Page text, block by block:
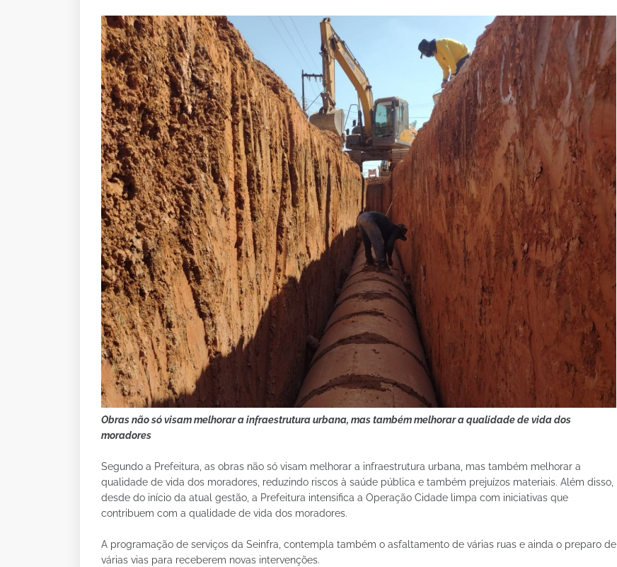
Obras não só visam melhorar a infraestrutura urbana, mas também melhorar a qualidade de vida dos
moradores
Segundo a Prefeitura, as obras não só visam melhorar a infraestrutura urbana, mas também melhorar a
qualidade de vida dos moradores, reduzindo riscos à saúde pública e também prejuízos materiais. Além disso,
desde do início da atual gestão, a Prefeitura intensifica a Operação Cidade limpa com iniciativas que
contribuem com a qualidade de vida dos moradores.
A programação de serviços da Seinfra, contempla também o asfaltamento de várias ruas e ainda o preparo de
várias vias para receberem novas intervenções.